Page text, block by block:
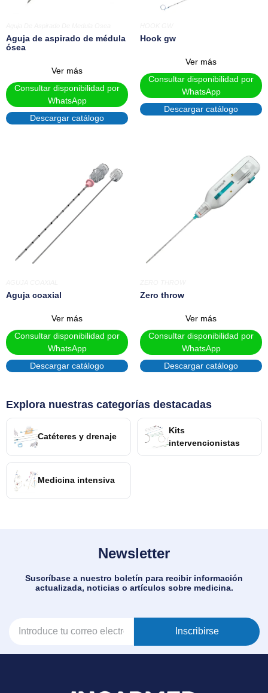
Aguja de aspirado de médula
ósea
Ver más
Consultar disponibilidad por
WhatsApp
Descargar catálogo
Hook gw
Ver más
Consultar disponibilidad por
WhatsApp
Descargar catálogo
Aguja coaxial
Ver más
Consultar disponibilidad por
WhatsApp
Descargar catálogo
Zero throw
Ver más
Consultar disponibilidad por
WhatsApp
Descargar catálogo
Explora nuestras categorías destacadas
Catéteres y drenaje
Kits
intervencionistas
Medicina intensiva
Newsletter
Suscríbase a nuestro boletín para recibir información
actualizada, noticias o artículos sobre medicina.
Inscribirse